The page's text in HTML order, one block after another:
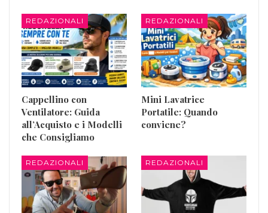
REDAZIONALI
Cappellino con
Ventilatore: Guida
all’Acquisto e i Modelli
che Consigliamo
REDAZIONALI
Mini Lavatrice
Portatile: Quando
conviene?
REDAZIONALI REDAZIONALI